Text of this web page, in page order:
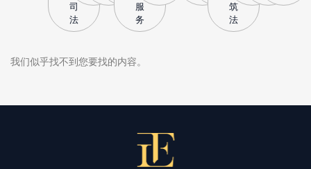
司
法
服
务
筑
法
我们似乎找不到您要找的内容。